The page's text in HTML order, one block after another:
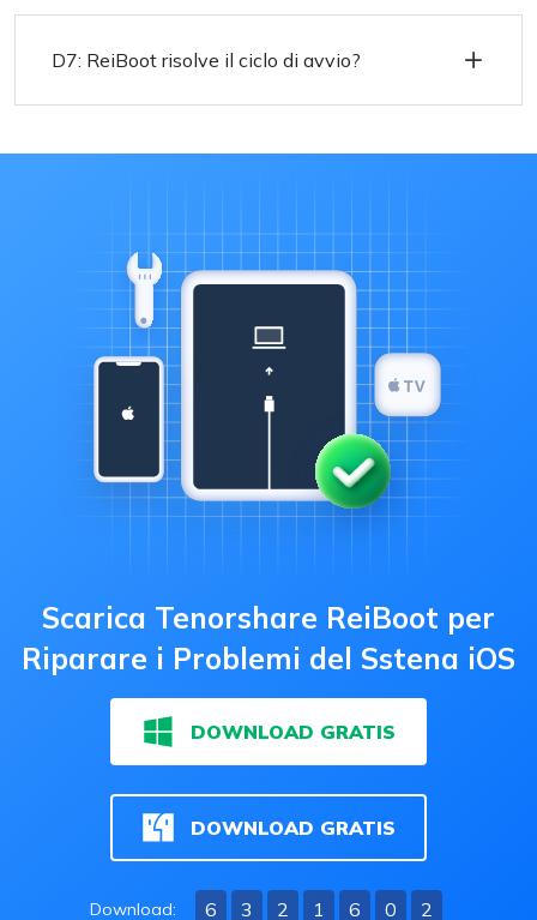
D7: ReiBoot risolve il ciclo di avvio?
Scarica Tenorshare ReiBoot per
Riparare i Problemi del Sstena iOS
DOWNLOAD GRATIS
DOWNLOAD GRATIS
Download: 6 3 2 1 6 0 2